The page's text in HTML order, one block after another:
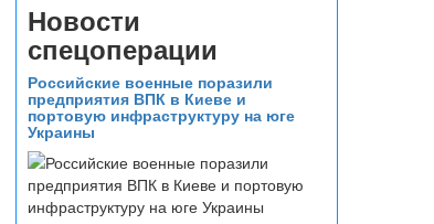
Новости
спецоперации
Российские военные поразили
предприятия ВПК в Киеве и
портовую инфраструктуру на юге
Украины